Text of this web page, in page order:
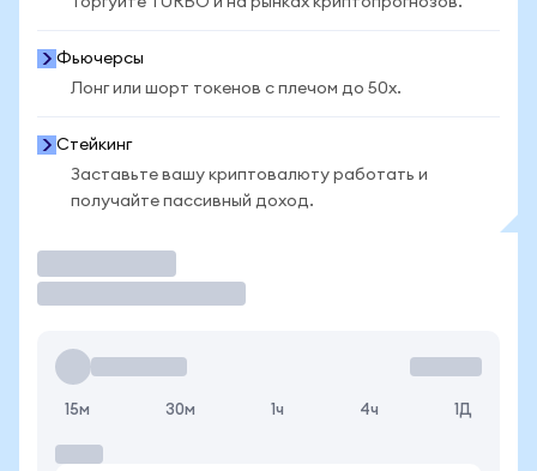
Фьючерсы
Лонг или шорт токенов с плечом до 50x.
Стейкинг
Заставьте вашу криптовалюту работать и
получайте пассивный доход.
15м 30м 1ч 4ч 1Д